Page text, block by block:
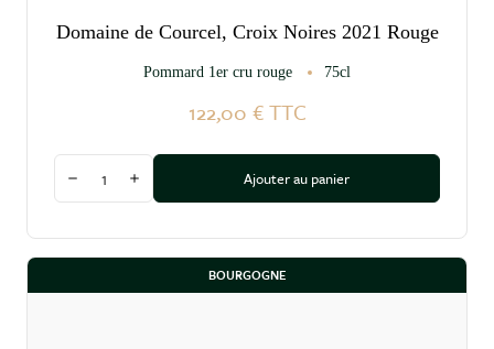
Domaine de Courcel, Croix Noires 2021 Rouge
Pommard 1er cru rouge 75cl
122,00 € TTC
Diminuer la quantité
Augmenter la quantitéAjouter au panier
BOURGOGNE